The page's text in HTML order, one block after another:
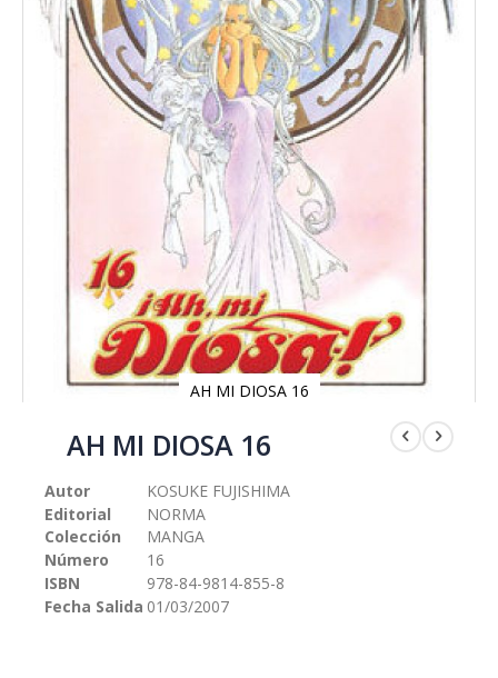
AH MI DIOSA 16
comienzo
galería
imágenes
AH MI DIOSA 16
Autor
KOSUKE FUJISHIMA
Editorial
NORMA
Colección
MANGA
Número
16
ISBN
978-84-9814-855-8
Fecha Salida 01/03/2007